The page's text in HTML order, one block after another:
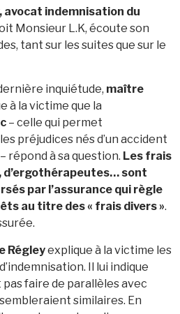
avocat indemnisation du
Monsieur L.K, écoute son
tant sur les suites que sur le
inquiétude, maître
à la victime que la
– celle qui permet
préjudices nés d’un accident
répond à sa question. Les frais
d’ergothérapeutes… sont
par l’assurance qui règle
au titre des « frais divers ».
Régleyexplique à la victime les
Il lui indique
faire de parallèles avec
similaires. En